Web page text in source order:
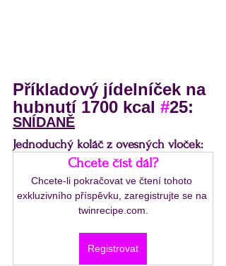
Příkladový jídelníček na
hubnutí 1700 kcal #25:
SNÍDANĚ
Jednoduchý koláč z ovesných vloček:
Chcete číst dál?
Chcete-li pokračovat ve čtení tohoto
exkluzivního příspěvku, zaregistrujte se na
twinrecipe.com.
Registrovat